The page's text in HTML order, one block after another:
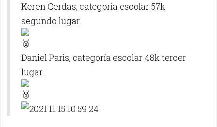
Keren Cerdas, categoría escolar 57k
segundo lugar.
Daniel Paris, categoría escolar 48k tercer
lugar.